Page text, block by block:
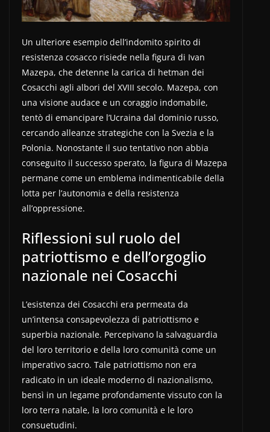
Un ulteriore esempio dell’indomito spirito di
resistenza cosacco risiede nella figura di Ivan
Mazepa, che detenne la carica di hetman dei
Cosacchi agli albori del XVIII secolo. Mazepa, con
una visione audace e un coraggio indomabile,
tentò di emancipare l’Ucraina dal dominio russo,
cercando alleanze strategiche con la Svezia e la
Polonia. Nonostante il suo tentativo non abbia
conseguito il successo sperato, la figura di Mazepa
permane come un emblema indimenticabile della
lotta per l’autonomia e della resistenza
all’oppressione.
Riflessioni sul ruolo del
patriottismo e dell’orgoglio
nazionale nei Cosacchi
L’esistenza dei Cosacchi era permeata da
un’intensa consapevolezza di patriottismo e
superbia nazionale. Percepivano la salvaguardia
del loro territorio e della loro comunità come un
imperativo sacro. Tale patriottismo non era
radicato in un ideale moderno di nazionalismo,
bensì in un legame profondamente vissuto con la
loro terra natale, la loro comunità e le loro
consuetudini.